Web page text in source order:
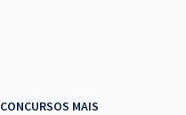
CONCURSOS MAIS